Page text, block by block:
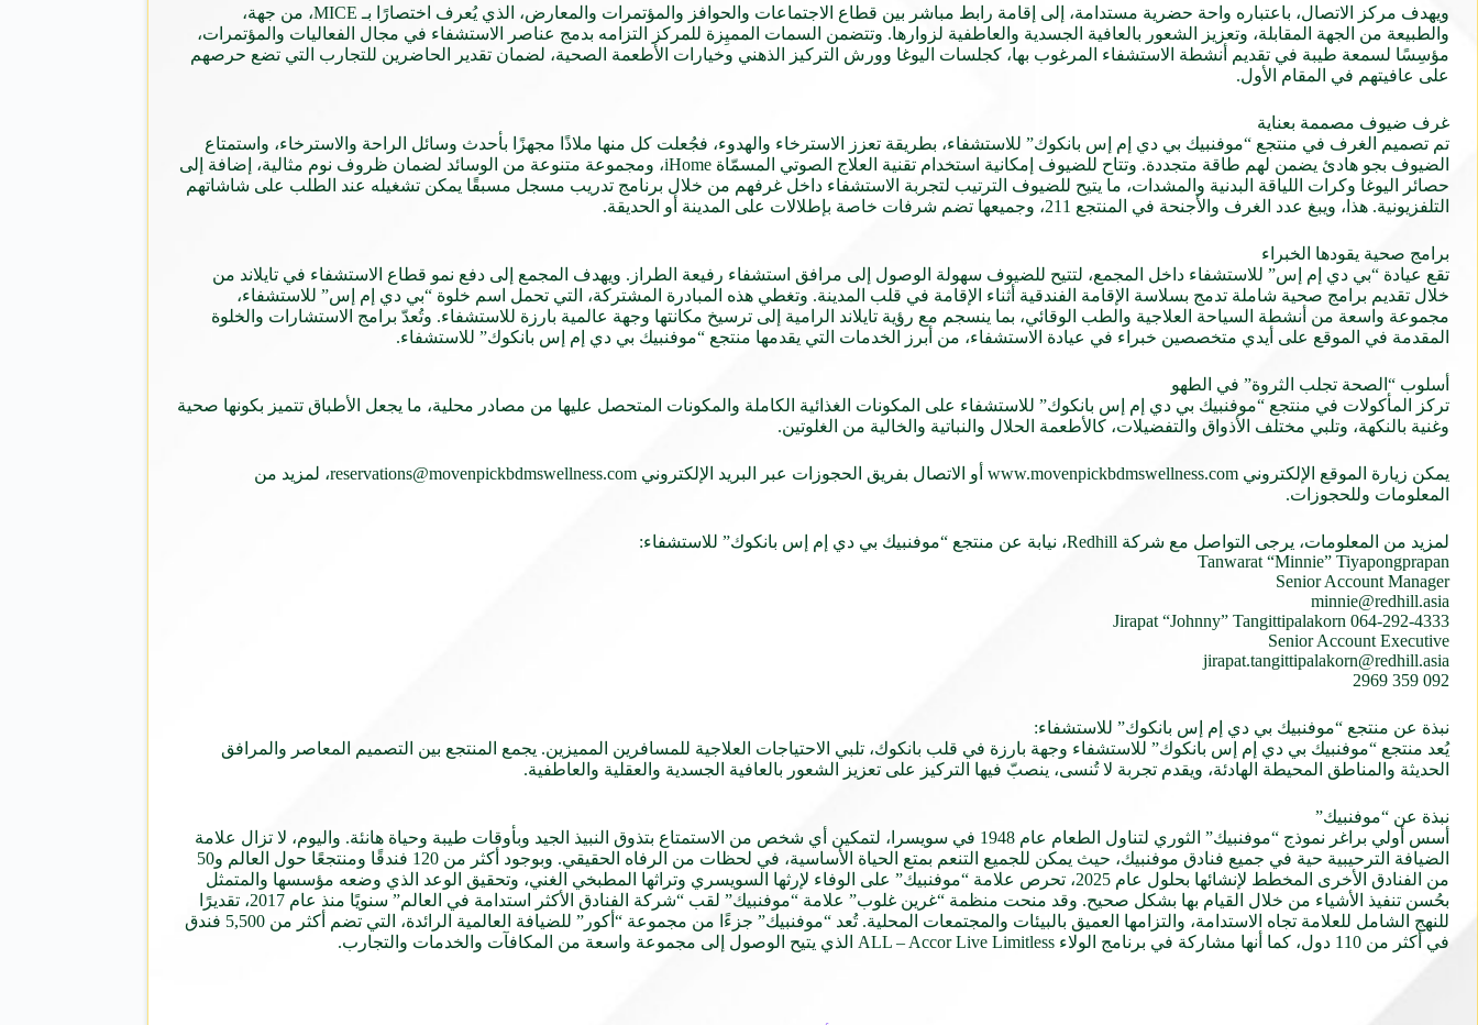
ويهدف مركز الاتصال، باعتباره واحة حضرية مستدامة، إلى إقامة رابط مباشر بين قطاع الاجتماعات والحوافز والمؤتمرات والمعارض، الذي يُعرف اختصارًا بـ MICE، من جهة،
والطبيعة من الجهة المقابلة، وتعزيز الشعور بالعافية الجسدية والعاطفية لزوارها. وتتضمن السمات المميِزة للمركز التزامه بدمج عناصر الاستشفاء في مجال الفعاليات والمؤتمرات،
مؤسِسًا لسمعة طيبة في تقديم أنشطة الاستشفاء المرغوب بها، كجلسات اليوغا وورش التركيز الذهني وخيارات الأطعمة الصحية، لضمان تقدير الحاضرين للتجارب التي تضع حرصهم
على عافيتهم في المقام الأول.
غرف ضيوف مصممة بعناية
تم تصميم الغرف في منتجع “موفنبيك بي دي إم إس بانكوك” للاستشفاء، بطريقة تعزز الاسترخاء والهدوء، فجُعلت كل منها ملاذًا مجهزًا بأحدث وسائل الراحة والاسترخاء، واستمتاع
الضيوف بجو هادئ يضمن لهم طاقة متجددة. وتتاح للضيوف إمكانية استخدام تقنية العلاج الصوتي المسمّاة iHome، ومجموعة متنوعة من الوسائد لضمان ظروف نوم مثالية، إضافة إلى
حصائر اليوغا وكرات اللياقة البدنية والمشدات، ما يتيح للضيوف الترتيب لتجربة الاستشفاء داخل غرفهم من خلال برنامج تدريب مسجل مسبقًا يمكن تشغيله عند الطلب على شاشاتهم
التلفزيونية. هذا، ويبغ عدد الغرف والأجنحة في المنتجع 211، وجميعها تضم شرفات خاصة بإطلالات على المدينة أو الحديقة.
برامج صحية يقودها الخبراء
تقع عيادة “بي دي إم إس” للاستشفاء داخل المجمع، لتتيح للضيوف سهولة الوصول إلى مرافق استشفاء رفيعة الطراز. ويهدف المجمع إلى دفع نمو قطاع الاستشفاء في تايلاند من
خلال تقديم برامج صحية شاملة تدمج بسلاسة الإقامة الفندقية أثناء الإقامة في قلب المدينة. وتغطي هذه المبادرة المشتركة، التي تحمل اسم خلوة “بي دي إم إس” للاستشفاء،
مجموعة واسعة من أنشطة السياحة العلاجية والطب الوقائي، بما ينسجم مع رؤية تايلاند الرامية إلى ترسيخ مكانتها وجهة عالمية بارزة للاستشفاء. وتُعدّ برامج الاستشارات والخلوة
المقدمة في الموقع على أيدي متخصصين خبراء في عيادة الاستشفاء، من أبرز الخدمات التي يقدمها منتجع “موفنبيك بي دي إم إس بانكوك” للاستشفاء.
أسلوب “الصحة تجلب الثروة” في الطهو
تركز المأكولات في منتجع “موفنبيك بي دي إم إس بانكوك” للاستشفاء على المكونات الغذائية الكاملة والمكونات المتحصل عليها من مصادر محلية، ما يجعل الأطباق تتميز بكونها صحية
وغنية بالنكهة، وتلبي مختلف الأذواق والتفضيلات، كالأطعمة الحلال والنباتية والخالية من الغلوتين.
يمكن زيارة الموقع الإلكتروني www.movenpickbdmswellness.com أو الاتصال بفريق الحجوزات عبر البريد الإلكتروني reservations@movenpickbdmswellness.com، لمزيد من
المعلومات وللحجوزات.
لمزيد من المعلومات، يرجى التواصل مع شركة Redhill، نيابة عن منتجع “موفنبيك بي دي إم إس بانكوك” للاستشفاء:
Tanwarat “Minnie” Tiyapongprapan
Senior Account Manager
minnie@redhill.asia
064-292-4333 Jirapat “Johnny” Tangittipalakorn
Senior Account Executive
jirapat.tangittipalakorn@redhill.asia
092 359 2969
نبذة عن منتجع “موفنبيك بي دي إم إس بانكوك” للاستشفاء:
يُعد منتجع “موفنبيك بي دي إم إس بانكوك” للاستشفاء وجهة بارزة في قلب بانكوك، تلبي الاحتياجات العلاجية للمسافرين المميزين. يجمع المنتجع بين التصميم المعاصر والمرافق
الحديثة والمناطق المحيطة الهادئة، ويقدم تجربة لا تُنسى، ينصبّ فيها التركيز على تعزيز الشعور بالعافية الجسدية والعقلية والعاطفية.
نبذة عن “موفنبيك”
أسس أولي براغر نموذج “موفنبيك” الثوري لتناول الطعام عام 1948 في سويسرا، لتمكين أي شخص من الاستمتاع بتذوق النبيذ الجيد وبأوقات طيبة وحياة هانئة. واليوم، لا تزال علامة
الضيافة الترحيبية حية في جميع فنادق موفنبيك، حيث يمكن للجميع التنعم بمتع الحياة الأساسية، في لحظات من الرفاه الحقيقي. وبوجود أكثر من 120 فندقًا ومنتجعًا حول العالم و50
من الفنادق الأخرى المخطط لإنشائها بحلول عام 2025، تحرص علامة “موفنبيك” على الوفاء لإرثها السويسري وتراثها المطبخي الغني، وتحقيق الوعد الذي وضعه مؤسسها والمتمثل
بحُسن تنفيذ الأشياء من خلال القيام بها بشكل صحيح. وقد منحت منظمة “غرين غلوب” علامة “موفنبيك” لقب “شركة الفنادق الأكثر استدامة في العالم” سنويًا منذ عام 2017، تقديرًا
للنهج الشامل للعلامة تجاه الاستدامة، والتزامها العميق بالبيئات والمجتمعات المحلية. تُعد “موفنبيك” جزءًا من مجموعة “أكور” للضيافة العالمية الرائدة، التي تضم أكثر من 5,500 فندق
في أكثر من 110 دول، كما أنها مشاركة في برنامج الولاء ALL – Accor Live Limitless الذي يتيح الوصول إلى مجموعة واسعة من المكافآت والخدمات والتجارب.